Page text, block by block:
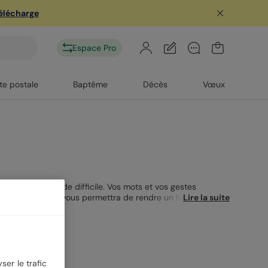
Espace Pro
postale Baptême Décès Vœux
cette période difficile. Vos mots et vos gestes
Musulman vous permettra de rendre un hommage
Lire la suite
le trafic